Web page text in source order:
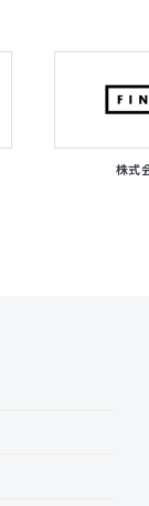
株式